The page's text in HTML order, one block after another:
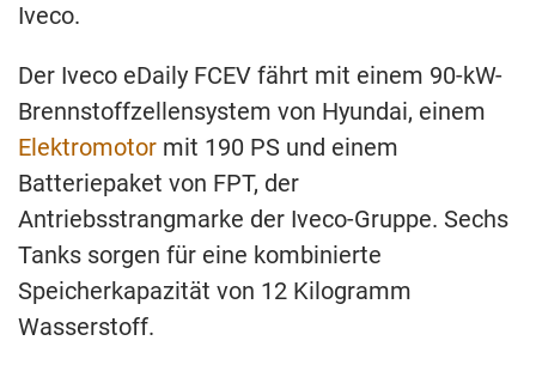
Iveco.
Der Iveco eDaily FCEV fährt mit einem 90-kW-
Brennstoffzellensystem von Hyundai, einem
Elektromotor mit 190 PS und einem
Batteriepaket von FPT, der
Antriebsstrangmarke der Iveco-Gruppe. Sechs
Tanks sorgen für eine kombinierte
Speicherkapazität von 12 Kilogramm
Wasserstoff.